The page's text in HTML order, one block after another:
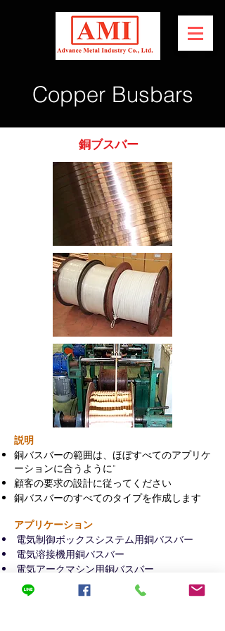
Copper Busbars
銅ブスバー
説明
銅バスバーの範囲は、ほぼすべてのアプリケ
ーションに合うように"
顧客の要求の設計に従ってください
銅バスバーのすべてのタイプを作成します
アプリケーション
電気制御ボックスシステム用銅バスバー
電気溶接機用銅バスバー
電気アークマシン用銅バスバー
銅バスバーの他のすべてのタイプ